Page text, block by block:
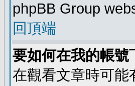
phpBB Group
回頂端
要如何在我的帳號
在觀看文章時可能